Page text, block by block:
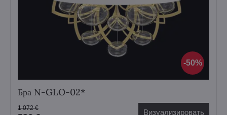
50%
Бра N-GLO-02*
1 072 € Визуализировать